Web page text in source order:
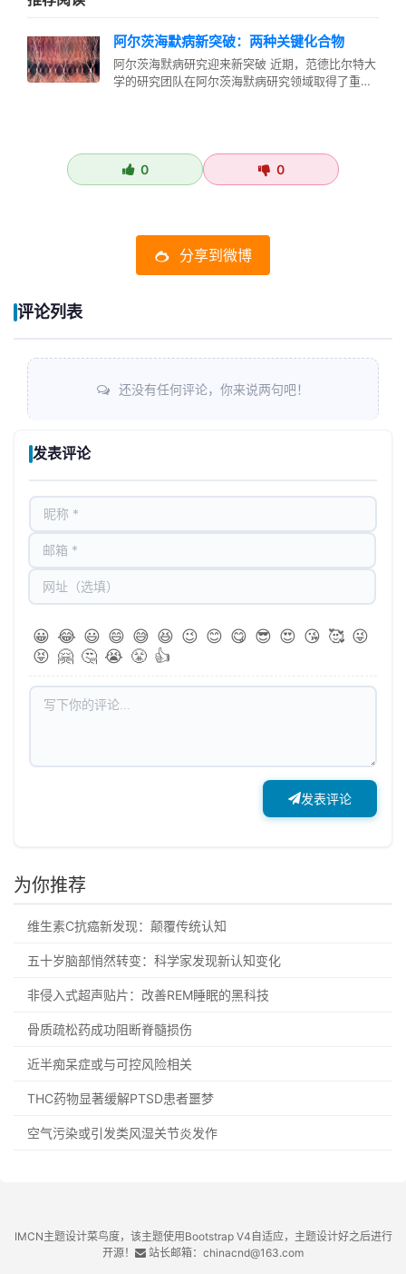
阿尔茨海默病新突破：两种关键化合物
阿尔茨海默病研究迎来新突破 近期，范德比尔特大
学的研究团队在阿尔茨海默病研究领域取得了重要
0 0
分享到微博
评论列表
还没有任何评论，你来说两句吧！
发表评论
😀 😂 😃 😄 😅 😆 😉 😊 😋 😎 😍 😘 🥰 😜
😝 🤗 🤔 😭 😤 👍
发表评论
为你推荐
维生素C抗癌新发现：颠覆传统认知
五十岁脑部悄然转变：科学家发现新认知变化
非侵入式超声贴片：改善REM睡眠的黑科技
骨质疏松药成功阻断脊髓损伤
近半痴呆症或与可控风险相关
THC药物显著缓解PTSD患者噩梦
空气污染或引发类风湿关节炎发作
IMCN主题设计菜鸟度，该主题使用Bootstrap V4自适应，主题设计好之后进行
开源！
站长邮箱：chinacnd@163.com